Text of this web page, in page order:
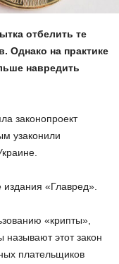
отбелить те
Однако на практике
навредить
законопроект
узаконили
«Главред».
«крипты»,
этот закон
плательщиков